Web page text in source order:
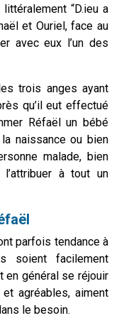
“D.ieu a
et Ouriel, face au
avec eux l’un des
trois anges ayant
qu’il eut effectué
Réfaël un bébé
naissance ou bien
malade, bien
l’attribuer à tout un
parfois tendance à
soient facilement
en général se réjouir
agréables, aiment
le besoin.